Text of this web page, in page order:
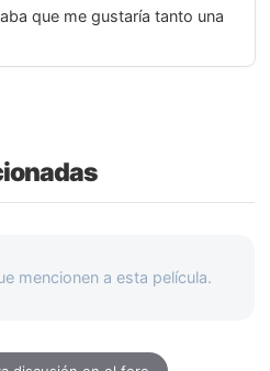
que me gustaría tanto una
mencionen a esta película.